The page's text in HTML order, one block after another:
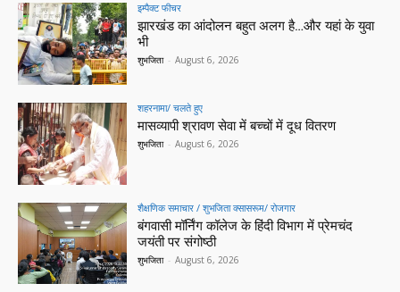
इम्पैक्ट फीचर
झारखंड का आंदोलन बहुत अलग है…और यहां के युवा
भी
शुभजिता - August 6, 2026
शहरनामा/ चलते हुए
मासव्यापी श्रावण सेवा में बच्चों में दूध वितरण
शुभजिता - August 6, 2026
शैक्षणिक समाचार / शुभजिता क्सासरूम/ रोजगार
बंगवासी मॉर्निंग कॉलेज के हिंदी विभाग में प्रेमचंद
जयंती पर संगोष्ठी
शुभजिता - August 6, 2026